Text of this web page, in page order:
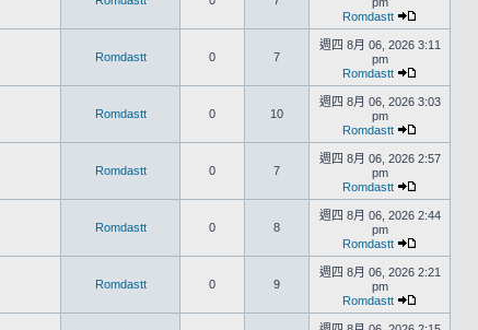
Romdastt
Romdastt 0 7
週四 8月 06, 2026 3:11
pm
Romdastt
Romdastt 0 10
週四 8月 06, 2026 3:03
pm
Romdastt
Romdastt 0 7
週四 8月 06, 2026 2:57
pm
Romdastt
Romdastt 0 8
週四 8月 06, 2026 2:44
pm
Romdastt
Romdastt 0 9
週四 8月 06, 2026 2:21
pm
Romdastt